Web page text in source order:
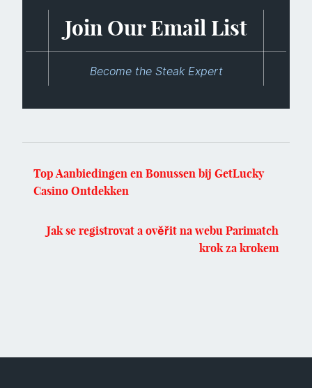
Join Our Email List
Become the Steak Expert
Top Aanbiedingen en Bonussen bij GetLucky
Casino Ontdekken
Jak se registrovat a ověřit na webu Parimatch
krok za krokem